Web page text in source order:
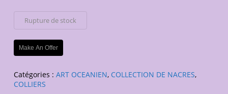
Rupture de stock
Make An Offer
Catégories : ART OCEANIEN, COLLECTION DE NACRES,
COLLIERS